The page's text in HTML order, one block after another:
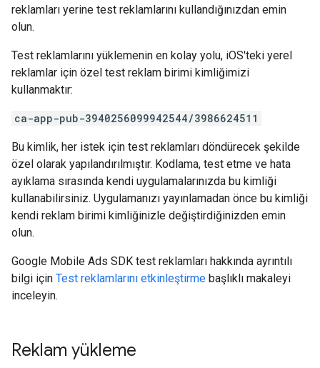
reklamları yerine test reklamlarını kullandığınızdan emin
olun.
Test reklamlarını yüklemenin en kolay yolu, iOS'teki yerel
reklamlar için özel test reklam birimi kimliğimizi
kullanmaktır:
ca-app-pub-3940256099942544/3986624511
Bu kimlik, her istek için test reklamları döndürecek şekilde
özel olarak yapılandırılmıştır. Kodlama, test etme ve hata
ayıklama sırasında kendi uygulamalarınızda bu kimliği
kullanabilirsiniz. Uygulamanızı yayınlamadan önce bu kimliği
kendi reklam birimi kimliğinizle değiştirdiğinizden emin
olun.
Google Mobile Ads SDK test reklamları hakkında ayrıntılı
bilgi için Test reklamlarını etkinleştirme başlıklı makaleyi
inceleyin.
Reklam yükleme